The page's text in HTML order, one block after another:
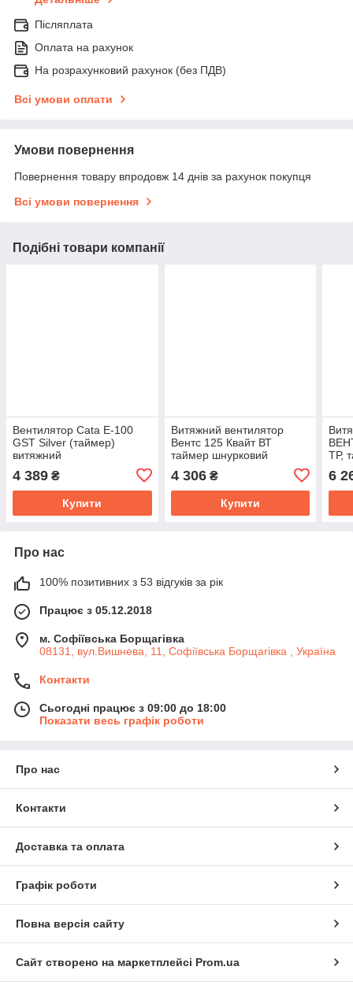
Післяплата
Оплата на рахунок
На розрахунковий рахунок (без ПДВ)
Всі умови оплати
Умови повернення
Повернення товару впродовж 14 днів за рахунок покупця
Всі умови повернення
Подібні товари компанії
Вентилятор Cata E-100
GST Silver (таймер)
витяжний
4 389 ₴
Купити
Витяжний вентилятор
Вентс 125 Квайт ВТ
таймер шнурковий
4 306₴
Купити
ТР,
6
Про нас
100% позитивних з 53 відгуків за рік
Працює з 05.12.2018
м. Софіївська Борщагівка
08131, вул.Вишнева, 11, Софіївська Борщагівка , Україна
Контакти
Сьогодні працює з 09:00 до 18:00
Показати весь графік роботи
Про нас
Контакти
Доставка та оплата
Графік роботи
Повна версія сайту
Сайт створено на маркетплейсі Prom.ua